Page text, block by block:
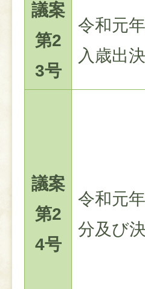
議案
第2
3号
令和元
入歳出
議案
第2
4号
令和元
分及び